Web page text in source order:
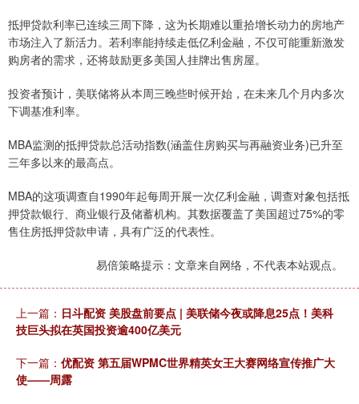
抵押贷款利率已连续三周下降，这为长期难以重拾增长动力的房地产
市场注入了新活力。若利率能持续走低亿利金融，不仅可能重新激发
购房者的需求，还将鼓励更多美国人挂牌出售房屋。
投资者预计，美联储将从本周三晚些时候开始，在未来几个月内多次
下调基准利率。
MBA监测的抵押贷款总活动指数(涵盖住房购买与再融资业务)已升至
三年多以来的最高点。
MBA的这项调查自1990年起每周开展一次亿利金融，调查对象包括抵
押贷款银行、商业银行及储蓄机构。其数据覆盖了美国超过75%的零
售住房抵押贷款申请，具有广泛的代表性。
易倍策略提示：文章来自网络，不代表本站观点。
上一篇： 日斗配资 美股盘前要点 | 美联储今夜或降息25点！美科
技巨头拟在英国投资逾400亿美元
下一篇： 优配资 第五届WPMC世界精英女王大赛网络宣传推广大
使——周露